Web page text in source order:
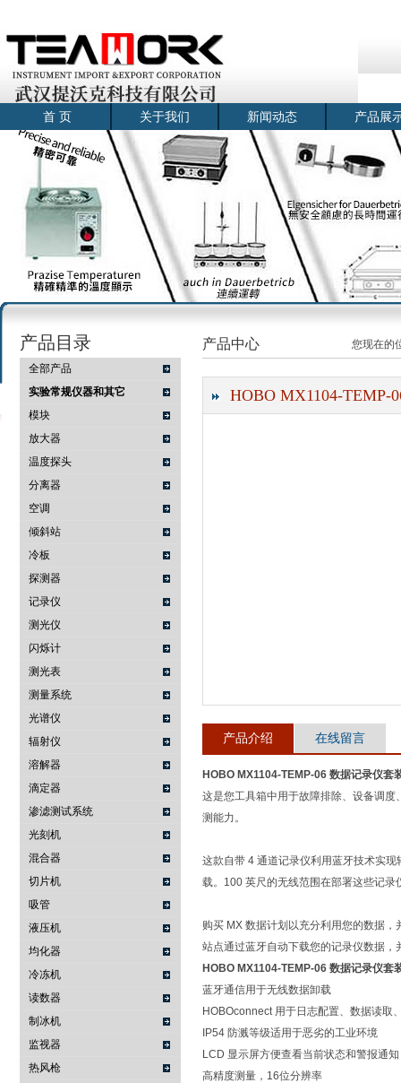
武汉提沃克科技有限公司
首 页 关于我们 新闻动态 产品展
产品目录
全部产品
实验常规仪器和其它
模块
放大器
温度探头
分离器
空调
倾斜站
冷板
探测器
记录仪
测光仪
闪烁计
测光表
测量系统
光谱仪
辐射仪
溶解器
滴定器
渗滤测试系统
光刻机
混合器
切片机
吸管
液压机
均化器
冷冻机
读数器
制冰机
监视器
热风枪
产品中心 您现在的
HOBO MX1104-TEMP-
产品介绍 在线留言
HOBO MX1104-TEMP-06 数据记录仪套
这是您工具箱中用于故障排除、设备调
测能力。
这款自带 4 通道记录仪利用蓝牙技术实
载。100 英尺的无线范围在部署这些记
购买 MX 数据计划以充分利用您的数据
站点通过蓝牙自动下载您的记录仪数据，
HOBO MX1104-TEMP-06 数据记录仪套
蓝牙通信用于无线数据卸载
HOBOconnect 用于日志配置、数据读取
IP54 防溅等级适用于恶劣的工业环境
LCD 显示屏方便查看当前状态和警报通知
高精度测量，16位分辨率